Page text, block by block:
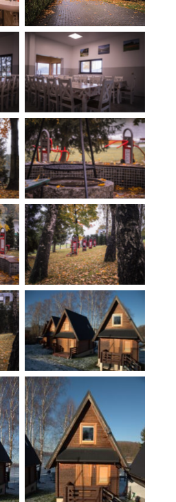
Jadalnia
Palenisko
Strefa sportowa
Domki małe
sezonowe
Domek mały
sezonowy